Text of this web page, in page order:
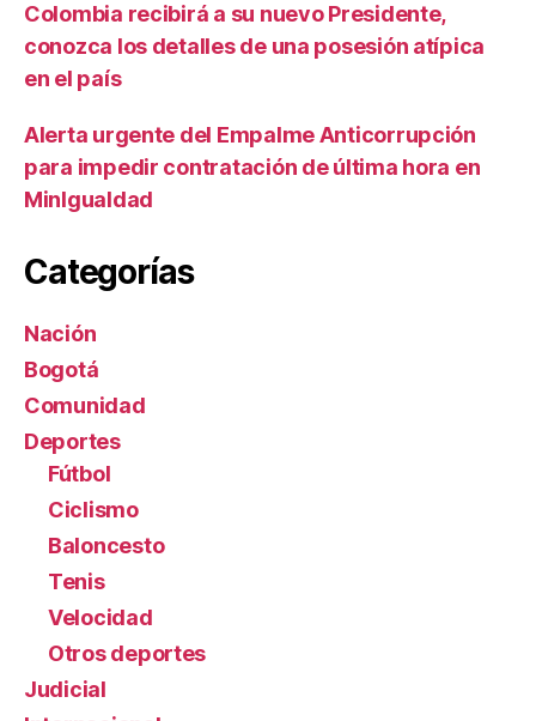
Colombia recibirá a su nuevo Presidente,
conozca los detalles de una posesión atípica
en el país
Alerta urgente del Empalme Anticorrupción
para impedir contratación de última hora en
MinIgualdad
Categorías
Nación
Bogotá
Comunidad
Deportes
Fútbol
Ciclismo
Baloncesto
Tenis
Velocidad
Otros deportes
Judicial